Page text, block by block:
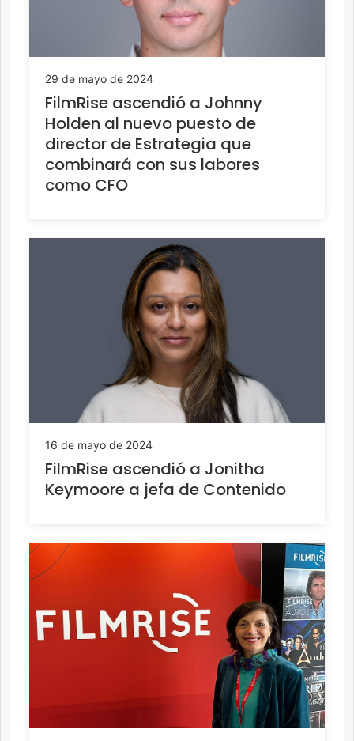
29 de mayo de 2024
FilmRise ascendió a Johnny
Holden al nuevo puesto de
director de Estrategia que
combinará con sus labores
como CFO
16 de mayo de 2024
FilmRise ascendió a Jonitha
Keymoore a jefa de Contenido